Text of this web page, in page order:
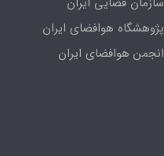
پژوهشگاه هوافضای ایران
انجمن هوافضای ایران